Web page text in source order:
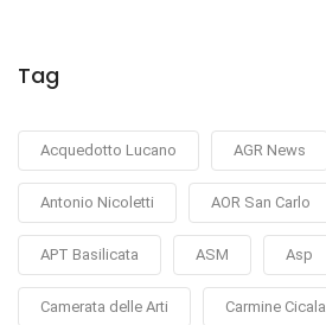
Tag
Acquedotto Lucano AGR News
Antonio Nicoletti AOR San Carlo
APT Basilicata ASM Asp
Camerata delle Arti Carmine Cicala